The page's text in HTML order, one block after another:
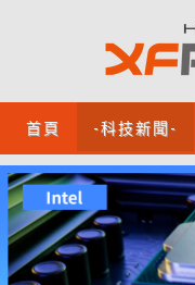
首頁 -科技新聞-